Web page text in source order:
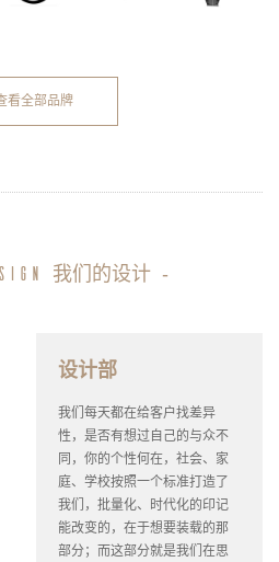
看全部品牌
我们的设计 -
设计部
我们每天都在给客户找差异
性，是否有想过自己的与众不
同，你的个性何在，社会、家
庭、学校按照一个标准打造了
我们，批量化、时代化的印记
能改变的，在于想要装载的那
部分；而这部分就是我们在思